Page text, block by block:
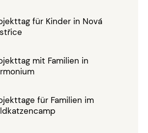
für Kinder in Nová
mit Familien in
für Familien im